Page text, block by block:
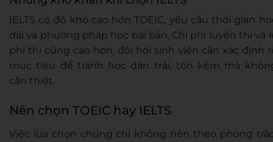
IELTS có độ khó cao hơn TOEIC, yêu cầu thời gian
dài và phương pháp học bài bản. Chi phí luyện thi và
phí thi cũng cao hơn, đòi hỏi sinh viên cần xác định
mục tiêu để tránh học dàn trải, tốn kém mà
cần thiết.
Nên chọn TOEIC hay IELTS
Việc lựa chọn chứng chỉ không nên theo phong